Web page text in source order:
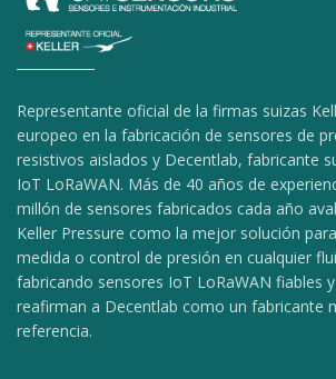
Representante oficial de la firmas suizas
europeo en la fabricación de sensores de
resistivos aislados y Decentlab, fabricante
IoT LoRaWAN. Más de 40 años de
millón de sensores fabricados cada año
Keller Pressure como la mejor solución
medida o control de presión en cualquier
fabricando sensores IoT LoRaWAN fiables
reafirman a Decentlab como un fabricante
referencia.